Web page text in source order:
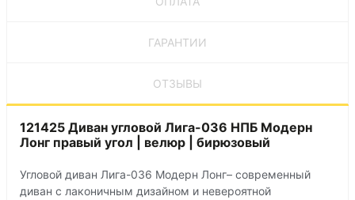
ГАРАНТИИ
ОТЗЫВЫ
121425 Диван угловой Лига-036 НПБ Модерн
Лонг правый угол | велюр | бирюзовый
Угловой диван Лига-036 Модерн Лонг– современный
диван с лаконичным дизайном и невероятной